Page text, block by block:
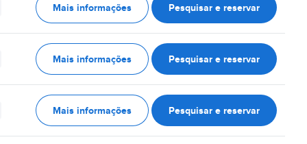
Mais informações Pesquisar e reservar
Mais informações Pesquisar e reservar
Mais informações Pesquisar e reservar